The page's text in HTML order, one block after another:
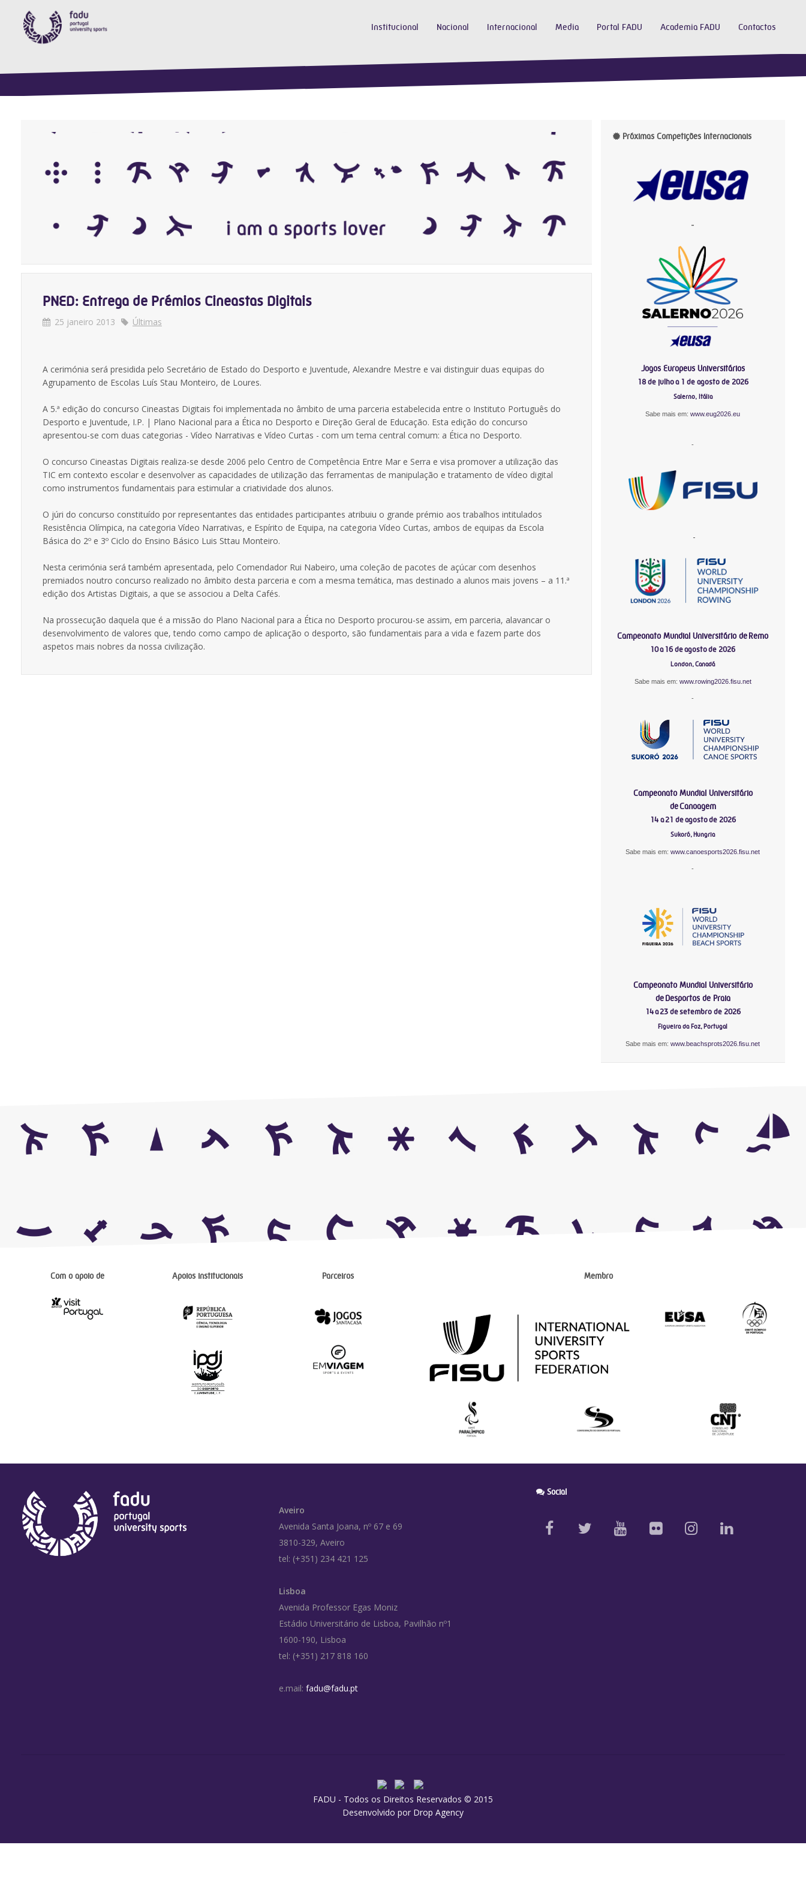
Institucional Nacional Internacional Media Portal FADU Academia FADU Contactos
PNED: Entrega de Prémios Cineastas Digitais
25 janeiro 2013 Últimas
A cerimónia será presidida pelo Secretário de Estado do Desporto e Juventude, Alexandre Mestre e vai distinguir duas equipas do
Agrupamento de Escolas Luís Stau Monteiro, de Loures.
A 5.ª edição do concurso Cineastas Digitais foi implementada no âmbito de uma parceria estabelecida entre o Instituto Português do
Desporto e Juventude, I.P. | Plano Nacional para a Ética no Desporto e Direção Geral de Educação. Esta edição do concurso
apresentou-se com duas categorias - Vídeo Narrativas e Vídeo Curtas - com um tema central comum: a Ética no Desporto.
O concurso Cineastas Digitais realiza-se desde 2006 pelo Centro de Competência Entre Mar e Serra e visa promover a utilização das
TIC em contexto escolar e desenvolver as capacidades de utilização das ferramentas de manipulação e tratamento de vídeo digital
como instrumentos fundamentais para estimular a criatividade dos alunos.
O júri do concurso constituído por representantes das entidades participantes atribuiu o grande prémio aos trabalhos intitulados
Resistência Olímpica, na categoria Vídeo Narrativas, e Espírito de Equipa, na categoria Vídeo Curtas, ambos de equipas da Escola
Básica do 2º e 3º Ciclo do Ensino Básico Luis Sttau Monteiro.
Nesta cerimónia será também apresentada, pelo Comendador Rui Nabeiro, uma coleção de pacotes de açúcar com desenhos
premiados noutro concurso realizado no âmbito desta parceria e com a mesma temática, mas destinado a alunos mais jovens – a 11.ª
edição dos Artistas Digitais, a que se associou a Delta Cafés.
Na prossecução daquela que é a missão do Plano Nacional para a Ética no Desporto procurou-se assim, em parceria, alavancar o
desenvolvimento de valores que, tendo como campo de aplicação o desporto, são fundamentais para a vida e fazem parte dos
aspetos mais nobres da nossa civilização.
Próximas Competições Internacionais
-
Jogos Europeus Universitários
18 de julho a 1 de agosto de 2026
Salerno, Itália
Sabe mais em:www.eug2026.eu
-
-
Campeonato Mundial Universitário de Remo
10 a 16 de agosto de 2026
London, Canadá
Sabe mais em: www.rowing2026.fisu.net
-
Campeonato Mundial Universitário
de Canoagem
14 a 21 de agosto de 2026
Sukoró, Hungria
Sabe mais em:www.canoesports2026.fisu.net
-
Campeonato Mundial Universitário
de Desportos de Praia
14 a 23 de setembro de 2026
Figueira da Foz, Portugal
Sabe mais em:www.beachsprots2026.fisu.net
Com o apoio de Apoios institucionais Parceiros Membro
Aveiro
Avenida Santa Joana, nº 67 e 69
3810-329, Aveiro
tel: (+351) 234 421 125
Lisboa
Avenida Professor Egas Moniz
Estádio Universitário de Lisboa, Pavilhão nº1
1600-190, Lisboa
tel: (+351) 217 818 160
e.mail: fadu@fadu.pt
Social
FADU - Todos os Direitos Reservados © 2015
Desenvolvido por Drop Agency